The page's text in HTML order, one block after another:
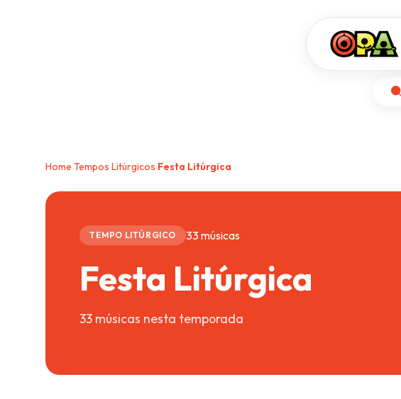
Home Tempos Litúrgicos Festa Litúrgica
TEMPO LITÚRGICO 33 músicas
Festa Litúrgica
33 músicas nesta temporada